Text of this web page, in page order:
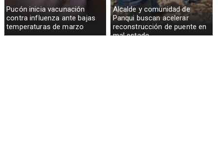
Pucón inicia vacunación
contra influenza ante bajas
temperaturas de marzo
Alcalde y comunidad de
Panqui buscan acelerar
reconstrucción de puente en
mal estado